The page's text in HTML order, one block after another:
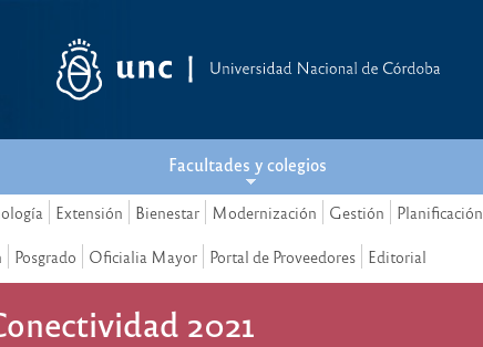
Facultades y colegios
Extensión Bienestar Modernización Gestión Planificación
Posgrado Oficialia Mayor Portal de Proveedores Editorial
2021